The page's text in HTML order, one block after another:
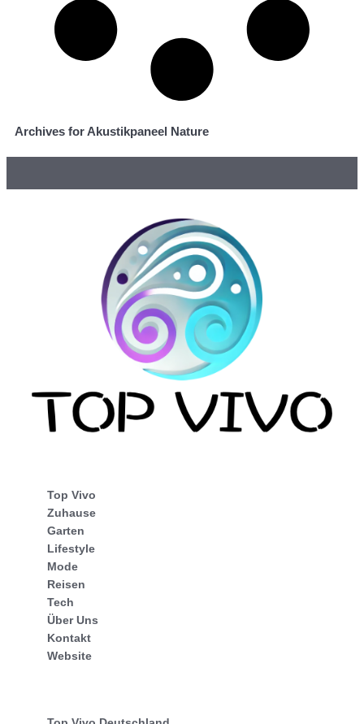
Archives for Akustikpaneel Nature
Top Vivo
Zuhause
Garten
Lifestyle
Mode
Reisen
Tech
Über Uns
Kontakt
Website